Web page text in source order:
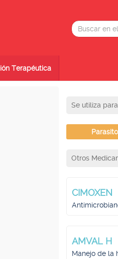
Terapéutica
Se utiliza
Otros
CIMOXEN
AMVAL H
Manejo de la